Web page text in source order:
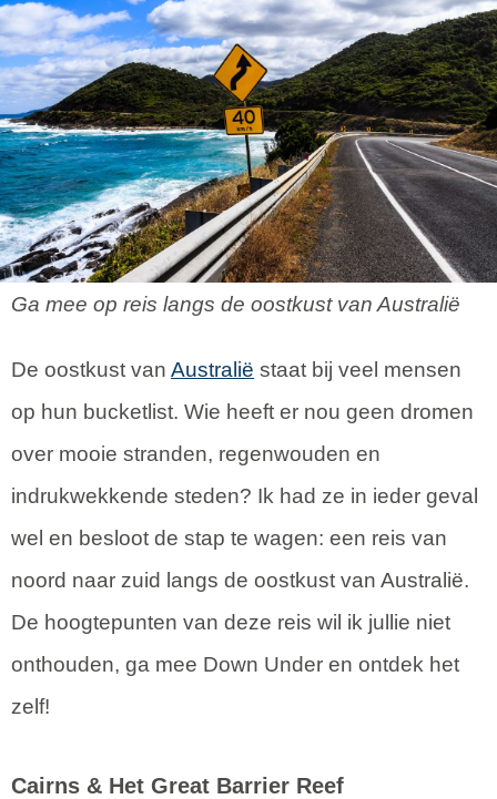
Ga mee op reis langs de oostkust van Australië
De oostkust van Australië staat bij veel mensen
op hun bucketlist. Wie heeft er nou geen dromen
over mooie stranden, regenwouden en
indrukwekkende steden? Ik had ze in ieder geval
wel en besloot de stap te wagen: een reis van
noord naar zuid langs de oostkust van Australië.
De hoogtepunten van deze reis wil ik jullie niet
onthouden, ga mee Down Under en ontdek het
zelf!
Cairns & Het Great Barrier Reef